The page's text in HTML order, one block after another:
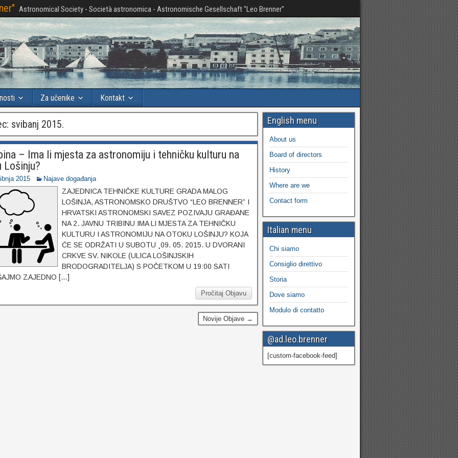
Astronomical Society - Società astronomica - Astronomische Gesellschaft "Leo Brenner"
Za učenike Kontakt
svibanj 2015.
– Ima li mjesta za astronomiju i tehničku kulturu na
Lošinju?
2015 Najave događanja
ZAJEDNICA TEHNIČKE KULTURE GRADA MALOG
LOŠINJA, ASTRONOMSKO DRUŠTVO “LEO BRENNER” I
HRVATSKI ASTRONOMSKI SAVEZ POZIVAJU GRAĐANE
NA 2. JAVNU TRIBINU IMA LI MJESTA ZA TEHNIČKU
KULTURU I ASTRONOMIJU NA OTOKU LOŠINJU? KOJA
ĆE SE ODRŽATI U SUBOTU ¸09. 05. 2015. U DVORANI
CRKVE SV. NIKOLE (ULICA LOŠINJSKIH
BRODOGRADITELJA) S POČETKOM U 19:00 SATI
ZAJEDNO […]
Pročitaj Objavu
Novije Objave →
English menu
About us
Board of directors
History
Where are we
Contact form
Italian menu
Chi siamo
Consiglio direttivo
Storia
Dove siamo
Modulo di contatto
@ad.leo.brenner
[custom-facebook-feed]